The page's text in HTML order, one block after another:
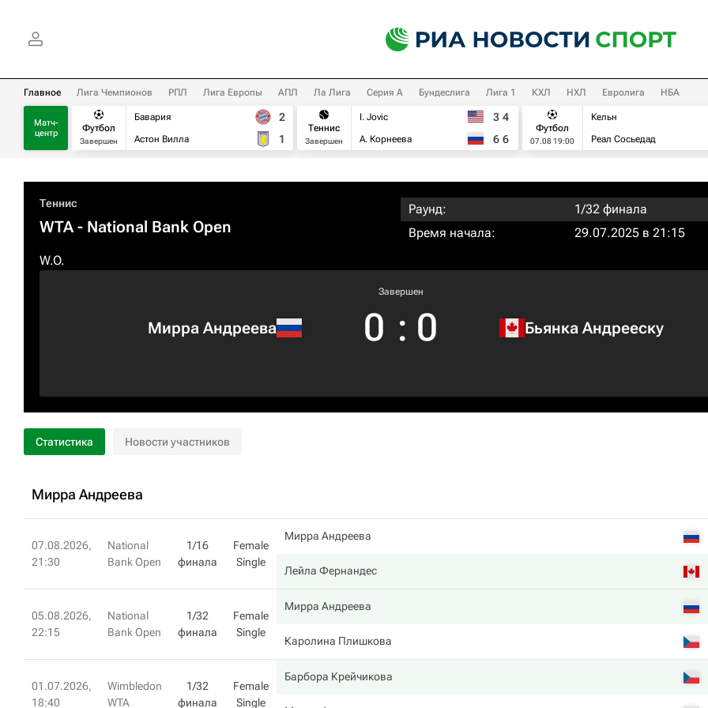
Главное Лига Чемпионов РПЛ Лига Европы АПЛ Ла Лига Серия А Бундеслига Лига 1 КХЛ НХЛ Евролига НБА
Матч-
центр
Футбол
Завершен
Бавария
Астон Вилла
2
1
Теннис
Завершен
I. Jovic
А. Корнеева
3 4
6 6
Футбол
07.08 19:00
Кельн
Реал Сосьедад
Теннис
WTA- National Bank Open
W.O.
Раунд:
1/32 финала
Время начала:
29.07.2025 в 21:15
Мирра Андреева
Завершен
0 : 0 Бьянка Андрееску
Статистика Новости участников
Мирра Андреева
07.08.2026,
21:30
National
Bank Open
1/16
финала
Female
Single
Мирра Андреева
Лейла Фернандес
05.08.2026,
22:15
National
Bank Open
1/32
финала
Female
Single
Мирра Андреева
Каролина Плишкова
01.07.2026,
18:40
Wimbledon
WTA
1/32
финала
Female
Single
Барбора Крейчикова